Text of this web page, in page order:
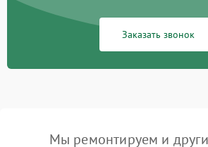
Заказать звонок
Мы ремонтируем и